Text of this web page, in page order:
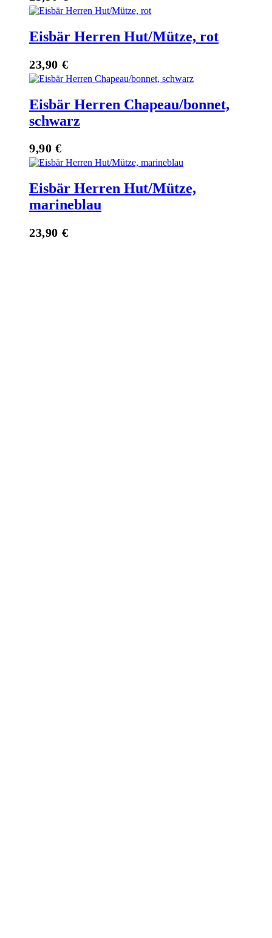
Eisbär Herren Hut/Mütze, rot
23,90 €
Eisbär Herren Chapeau/bonnet,
schwarz
9,90 €
Eisbär Herren Hut/Mütze,
marineblau
23,90 €